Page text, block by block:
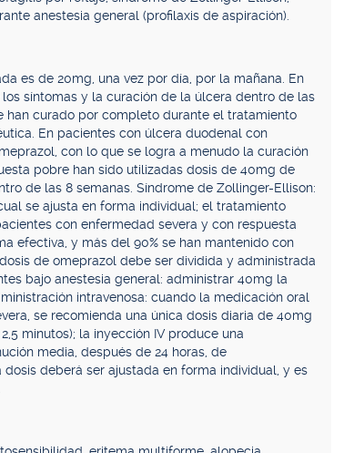
anestesia general (profilaxis de aspiración).
es de 20mg, una vez por día, por la mañana. En
síntomas y la curación de la úlcera dentro de las
han curado por completo durante el tratamiento
En pacientes con úlcera duodenal con
con lo que se logra a menudo la curación
pobre han sido utilizadas dosis de 40mg de
de las 8 semanas. Síndrome de Zollinger-Ellison:
se ajusta en forma individual; el tratamiento
con enfermedad severa y con respuesta
efectiva, y más del 90% se han mantenido con
de omeprazol debe ser dividida y administrada
bajo anestesia general: administrar 40mg la
intravenosa: cuando la medicación oral
se recomienda una única dosis diaria de 40mg
minutos); la inyección IV produce una
media, después de 24 horas, de
deberá ser ajustada en forma individual, y es